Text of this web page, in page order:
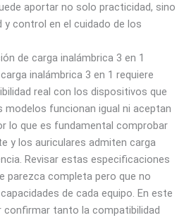
aportar no solo practicidad, sino
y control en el cuidado de los
de carga inalámbrica 3 en 1
inalámbrica 3 en 1 requiere
real con los dispositivos que
modelos funcionan igual ni aceptan
lo que es fundamental comprobar
y los auriculares admiten carga
Revisar estas especificaciones
parezca completa pero que no
de cada equipo. En este
confirmar tanto la compatibilidad